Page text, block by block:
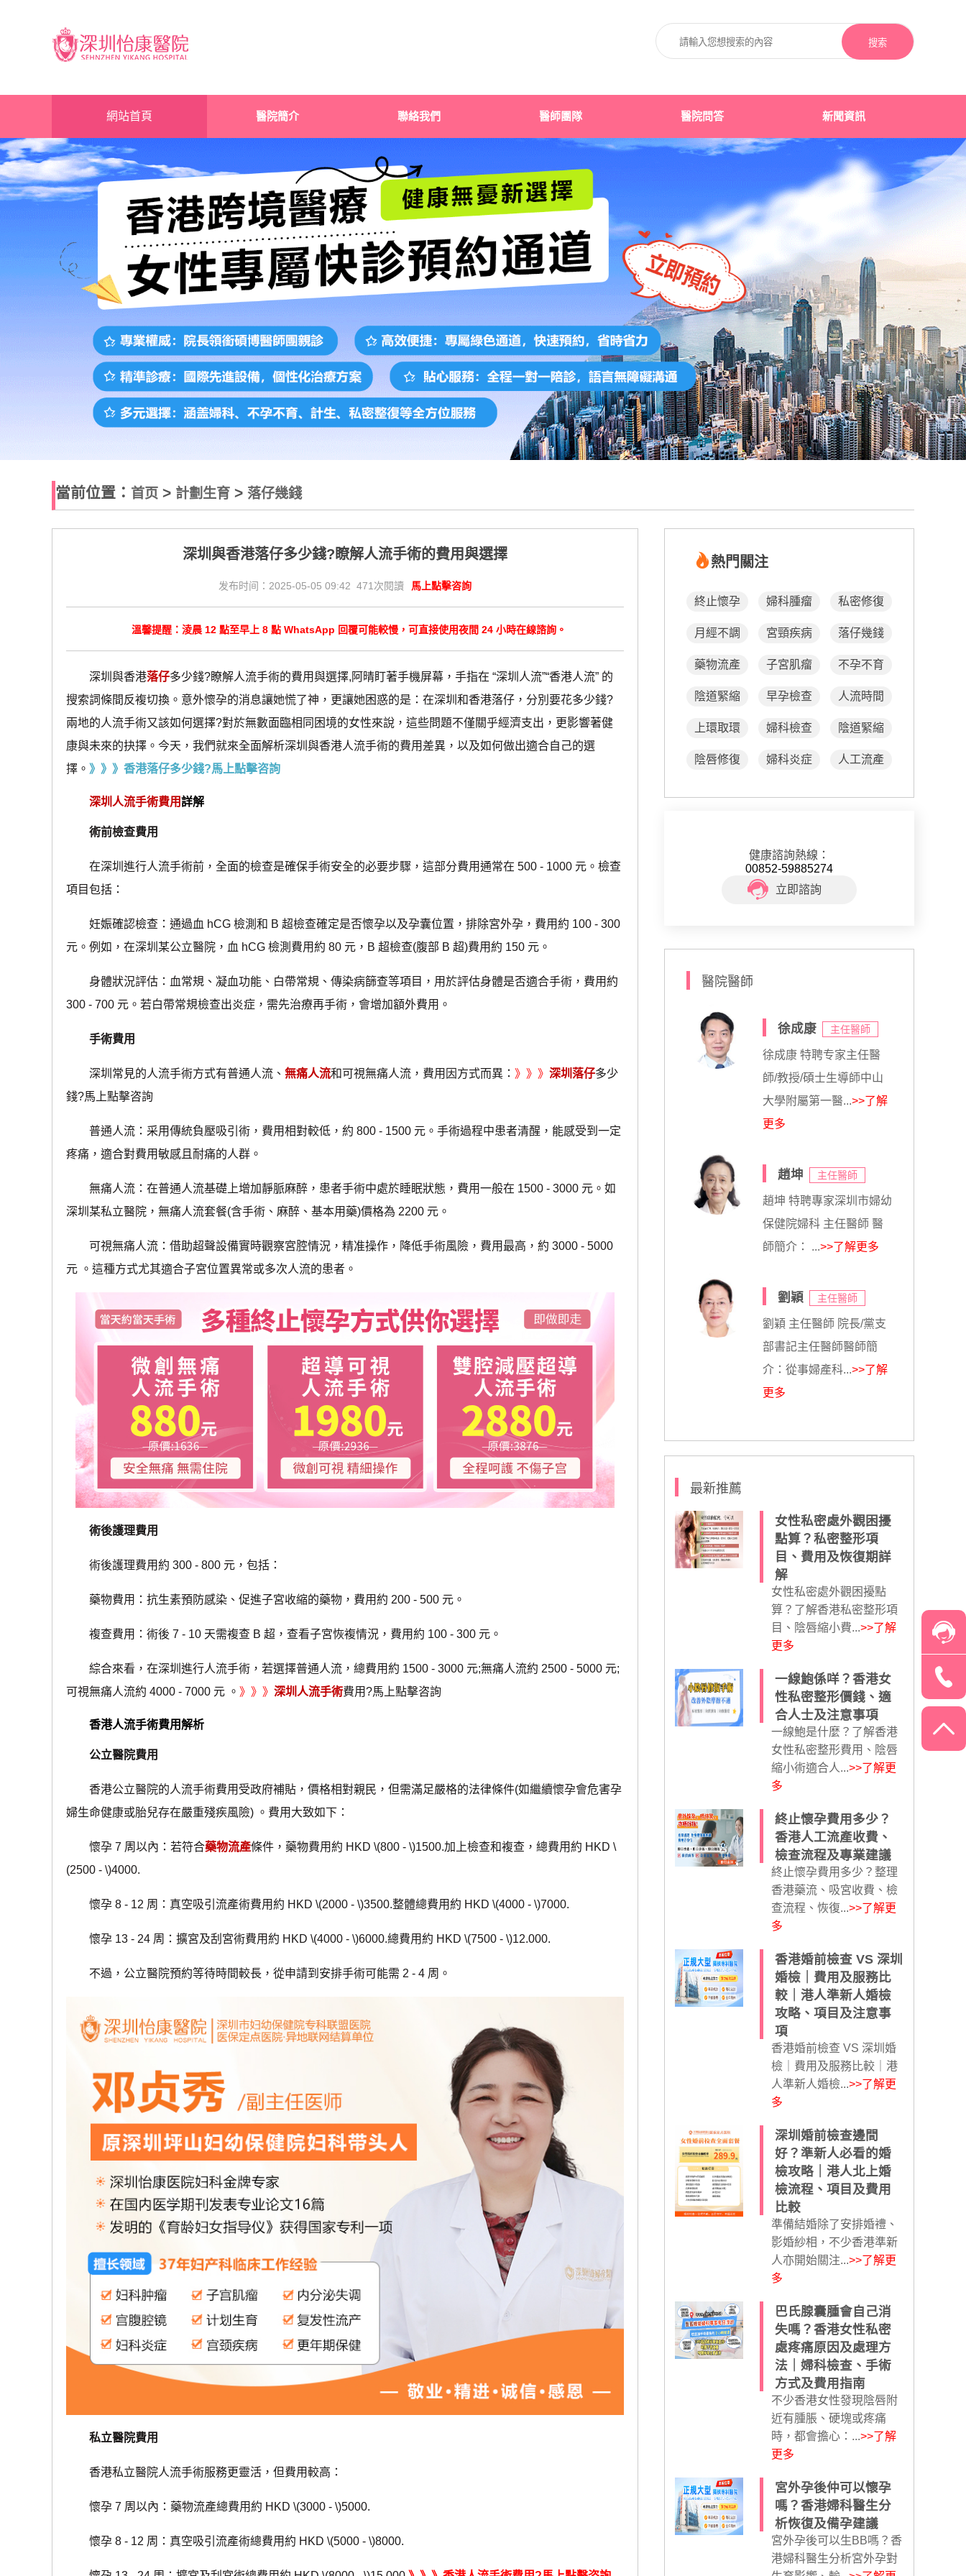
搜索
網站首頁 醫院簡介 聯絡我們 醫師團隊 醫院問答 新聞資訊
當前位置： 首页 > 計劃生育 > 落仔幾錢
深圳與香港落仔多少錢?瞭解人流手術的費用與選擇
发布时间：2025-05-05 09:42 471次閱讀 馬上點擊咨詢
溫馨提醒：淩晨 12 點至早上 8 點 WhatsApp 回覆可能較慢，可直接使用夜間 24 小時在線諮詢。
深圳與香港落仔多少錢?瞭解人流手術的費用與選擇,阿晴盯著手機屏幕，手指在 “深圳人流”“香港人流” 的
搜索詞條間反複切換。意外懷孕的消息讓她慌了神，更讓她困惑的是：在深圳和香港落仔，分別要花多少錢?
兩地的人流手術又該如何選擇?對於無數面臨相同困境的女性來說，這些問題不僅關乎經濟支出，更影響著健
康與未來的抉擇。今天，我們就來全面解析深圳與香港人流手術的費用差異，以及如何做出適合自己的選
擇。 》》》香港落仔多少錢?馬上點擊咨詢
深圳人流手術費用詳解
術前檢查費用
在深圳進行人流手術前，全面的檢查是確保手術安全的必要步驟，這部分費用通常在 500 - 1000 元。檢查
項目包括：
妊娠確認檢查：通過血 hCG 檢測和 B 超檢查確定是否懷孕以及孕囊位置，排除宮外孕，費用約 100 - 300
元。例如，在深圳某公立醫院，血 hCG 檢測費用約 80 元，B 超檢查(腹部 B 超)費用約 150 元。
身體狀況評估：血常規、凝血功能、白帶常規、傳染病篩查等項目，用於評估身體是否適合手術，費用約
300 - 700 元。若白帶常規檢查出炎症，需先治療再手術，會增加額外費用。
手術費用
深圳常見的人流手術方式有普通人流、無痛人流和可視無痛人流，費用因方式而異： 》》》深圳落仔多少
錢?馬上點擊咨詢
普通人流：采用傳統負壓吸引術，費用相對較低，約 800 - 1500 元。手術過程中患者清醒，能感受到一定
疼痛，適合對費用敏感且耐痛的人群。
無痛人流：在普通人流基礎上增加靜脈麻醉，患者手術中處於睡眠狀態，費用一般在 1500 - 3000 元。如
深圳某私立醫院，無痛人流套餐(含手術、麻醉、基本用藥)價格為 2200 元。
可視無痛人流：借助超聲設備實時觀察宮腔情況，精准操作，降低手術風險，費用最高，約 3000 - 5000
元 。這種方式尤其適合子宮位置異常或多次人流的患者。
術後護理費用
術後護理費用約 300 - 800 元，包括：
藥物費用：抗生素預防感染、促進子宮收縮的藥物，費用約 200 - 500 元。
複查費用：術後 7 - 10 天需複查 B 超，查看子宮恢複情況，費用約 100 - 300 元。
綜合來看，在深圳進行人流手術，若選擇普通人流，總費用約 1500 - 3000 元;無痛人流約 2500 - 5000 元;
可視無痛人流約 4000 - 7000 元 。 》》》深圳人流手術費用?馬上點擊咨詢
香港人流手術費用解析
公立醫院費用
香港公立醫院的人流手術費用受政府補貼，價格相對親民，但需滿足嚴格的法律條件(如繼續懷孕會危害孕
婦生命健康或胎兒存在嚴重殘疾風險) 。費用大致如下：
懷孕 7 周以內：若符合藥物流產條件，藥物費用約 HKD \(800 - \)1500.加上檢查和複查，總費用約 HKD \
(2500 - \)4000.
懷孕 8 - 12 周：真空吸引流產術費用約 HKD \(2000 - \)3500.整體總費用約 HKD \(4000 - \)7000.
懷孕 13 - 24 周：擴宮及刮宮術費用約 HKD \(4000 - \)6000.總費用約 HKD \(7500 - \)12.000.
不過，公立醫院預約等待時間較長，從申請到安排手術可能需 2 - 4 周。
私立醫院費用
香港私立醫院人流手術服務更靈活，但費用較高：
懷孕 7 周以內：藥物流產總費用約 HKD \(3000 - \)5000.
懷孕 8 - 12 周：真空吸引流產術總費用約 HKD \(5000 - \)8000.
熱門關注
終止懷孕 婦科腫瘤 私密修復
月經不調 宮頸疾病 落仔幾錢
藥物流產 子宮肌瘤 不孕不育
陰道緊縮 早孕檢查 人流時間
上環取環 婦科檢查 陰道緊縮
陰唇修復 婦科炎症 人工流產
健康諮詢熱線：
00852-59885274
立即諮詢
醫院醫師
徐成康 主任醫師
徐成康 特聘专家主任醫
師/教授/碩士生導師中山
大學附屬第一醫...>>了解
更多
趙坤 主任醫師
趙坤 特聘專家深圳市婦幼
保健院婦科 主任醫師 醫
師簡介： ...>>了解更多
劉穎 主任醫師
劉穎 主任醫師 院長/黨支
部書記主任醫師醫師簡
介：從事婦產科...>>了解
更多
最新推薦
女性私密處外觀困擾
點算？私密整形項
目、費用及恢復期詳
解
女性私密處外觀困擾點
算？了解香港私密整形項
目、陰唇縮小費...>>了解
更多
一線鮑係咩？香港女
性私密整形價錢、適
合人士及注意事項
一線鮑是什麼？了解香港
女性私密整形費用、陰唇
縮小術適合人...>>了解更
多
終止懷孕費用多少？
香港人工流產收費、
檢查流程及專業建議
終止懷孕費用多少？整理
香港藥流、吸宮收費、檢
查流程、恢復...>>了解更
多
香港婚前檢查 VS 深圳
婚檢｜費用及服務比
較｜港人準新人婚檢
攻略、項目及注意事
項
香港婚前檢查 VS 深圳婚
檢｜費用及服務比較｜港
人準新人婚檢...>>了解更
多
深圳婚前檢查邊間
好？準新人必看的婚
檢攻略｜港人北上婚
檢流程、項目及費用
比較
準備結婚除了安排婚禮、
影婚紗相，不少香港準新
人亦開始關注...>>了解更
多
巴氏腺囊腫會自己消
失嗎？香港女性私密
處疼痛原因及處理方
法｜婦科檢查、手術
方式及費用指南
不少香港女性發現陰唇附
近有腫脹、硬塊或疼痛
時，都會擔心：...>>了解
更多
宮外孕後仲可以懷孕
嗎？香港婦科醫生分
析恢復及備孕建議
宮外孕後可以生BB嗎？香
港婦科醫生分析宮外孕對